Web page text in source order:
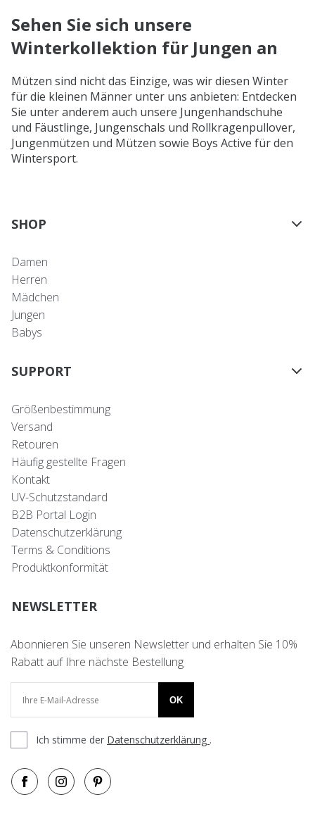
Sehen Sie sich unsere
Winterkollektion für Jungen an
Mützen sind nicht das Einzige, was wir diesen Winter
für die kleinen Männer unter uns anbieten: Entdecken
Sie unter anderem auch unsere Jungenhandschuhe
und Fäustlinge, Jungenschals und Rollkragenpullover,
Jungenmützen und Mützen sowie Boys Active für den
Wintersport.
SHOP
Damen
Herren
Mädchen
Jungen
Babys
SUPPORT
Größenbestimmung
Versand
Retouren
Häufig gestellte Fragen
Kontakt
UV-Schutzstandard
B2B Portal Login
Datenschutzerklärung
Terms & Conditions
Produktkonformität
NEWSLETTER
Abonnieren Sie unseren Newsletter und erhalten Sie 10%
Rabatt auf Ihre nächste Bestellung
OK
Ich stimme der Datenschutzerklärung .